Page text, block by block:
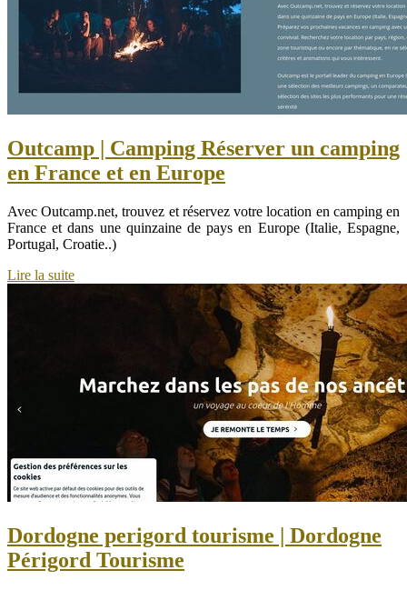
Outcamp | Camping Réserver un camping
en France et en Europe
Avec Outcamp.net, trouvez et réservez votre location en camping en
France et dans une quinzaine de pays en Europe (Italie, Espagne,
Portugal, Croatie..)
Lire la suite
Dordogne perigord tourisme | Dordogne
Périgord Tourisme